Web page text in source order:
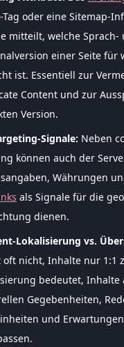
-Tag oder eine Sitemap-
mitteilt, welche Sprach-
einer Seite für
ist. Essentiell zur
Content und zur
Version.
Signale: Neben
können auch der
Währungen
als Signale für die
dienen.
Lokalisierung vs.
oft nicht, Inhalte nur 1:1
bedeutet, Inhalte
Gegebenheiten,
und